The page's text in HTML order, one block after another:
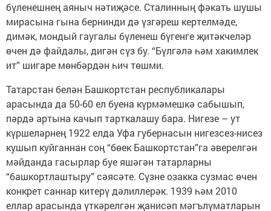
бүленешнең аяныч нәтиҗәсе. Сталинның фәкать шушы
мирасына гына бернинди дә үзгәреш кертелмәде,
димәк, мондый гаугалы бүленеш бүгенге җитәкчеләр
өчен дә файдалы, дигән сүз бу. “Бүлгәлә һәм хакимлек
ит” шигаре мөнбәрдән һич төшми.
Татарстан белән Башкортстан республикалары
арасында да 50-60 ел буена күрмәмешкә сабышып,
пәрдә артына качып тарткалашу бара. Нигезе – ут
күршеләрнең 1922 елда Уфа губернасын нигезсез-нисез
кушып куйганнан соң “бөек Башкорт­стан”га әверелгән
мәйданда гасырлар буе яшәгән татарларны
“башкортлаштыру” сәясәте. Сүзне озакка сузмас өчен
конкрет саннар китерү дәлиллерәк. 1939 һәм 2010
еллар арасында үткәрелгән җанисәп мәгълүматларын